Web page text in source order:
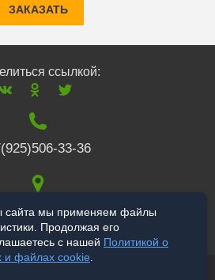
ЗАКАЗАТЬ
ссылкой:
33-36
,г. Москва,
ш., 132
сайта мы применяем файлы
Продолжая его
с нашей Политикой о
и файлах cookie